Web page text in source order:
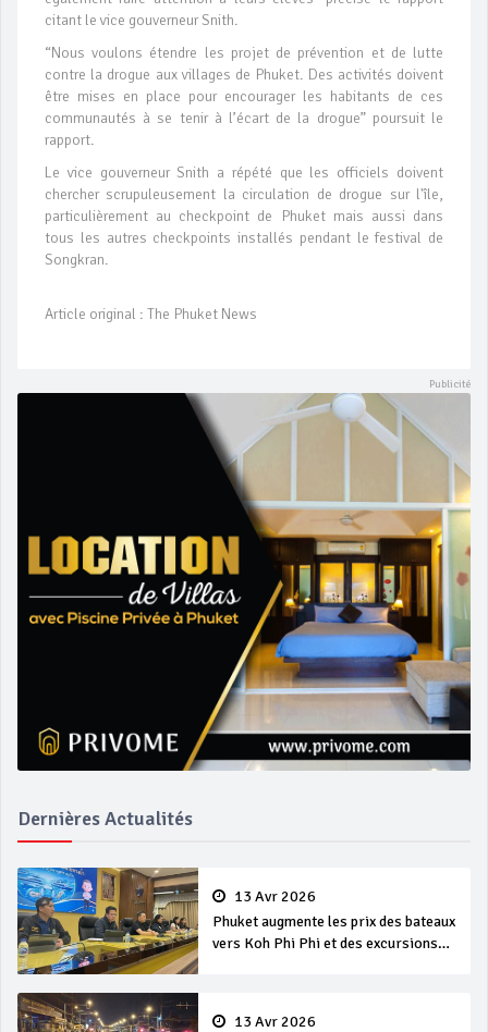
citant le vice gouverneur Snith.
“Nous voulons étendre les projet de prévention et de lutte
contre la drogue aux villages de Phuket. Des activités doivent
être mises en place pour encourager les habitants de ces
communautés à se tenir à l’écart de la drogue” poursuit le
rapport.
Le vice gouverneur Snith a répété que les officiels doivent
chercher scrupuleusement la circulation de drogue sur l'île,
particulièrement au checkpoint de Phuket mais aussi dans
tous les autres checkpoints installés pendant le festival de
Songkran.
Article original : The Phuket News
Dernières Actualités
13 Avr 2026
Phuket augmente les prix des bateaux
vers Koh Phi Phi et des excursions
13 Avr 2026